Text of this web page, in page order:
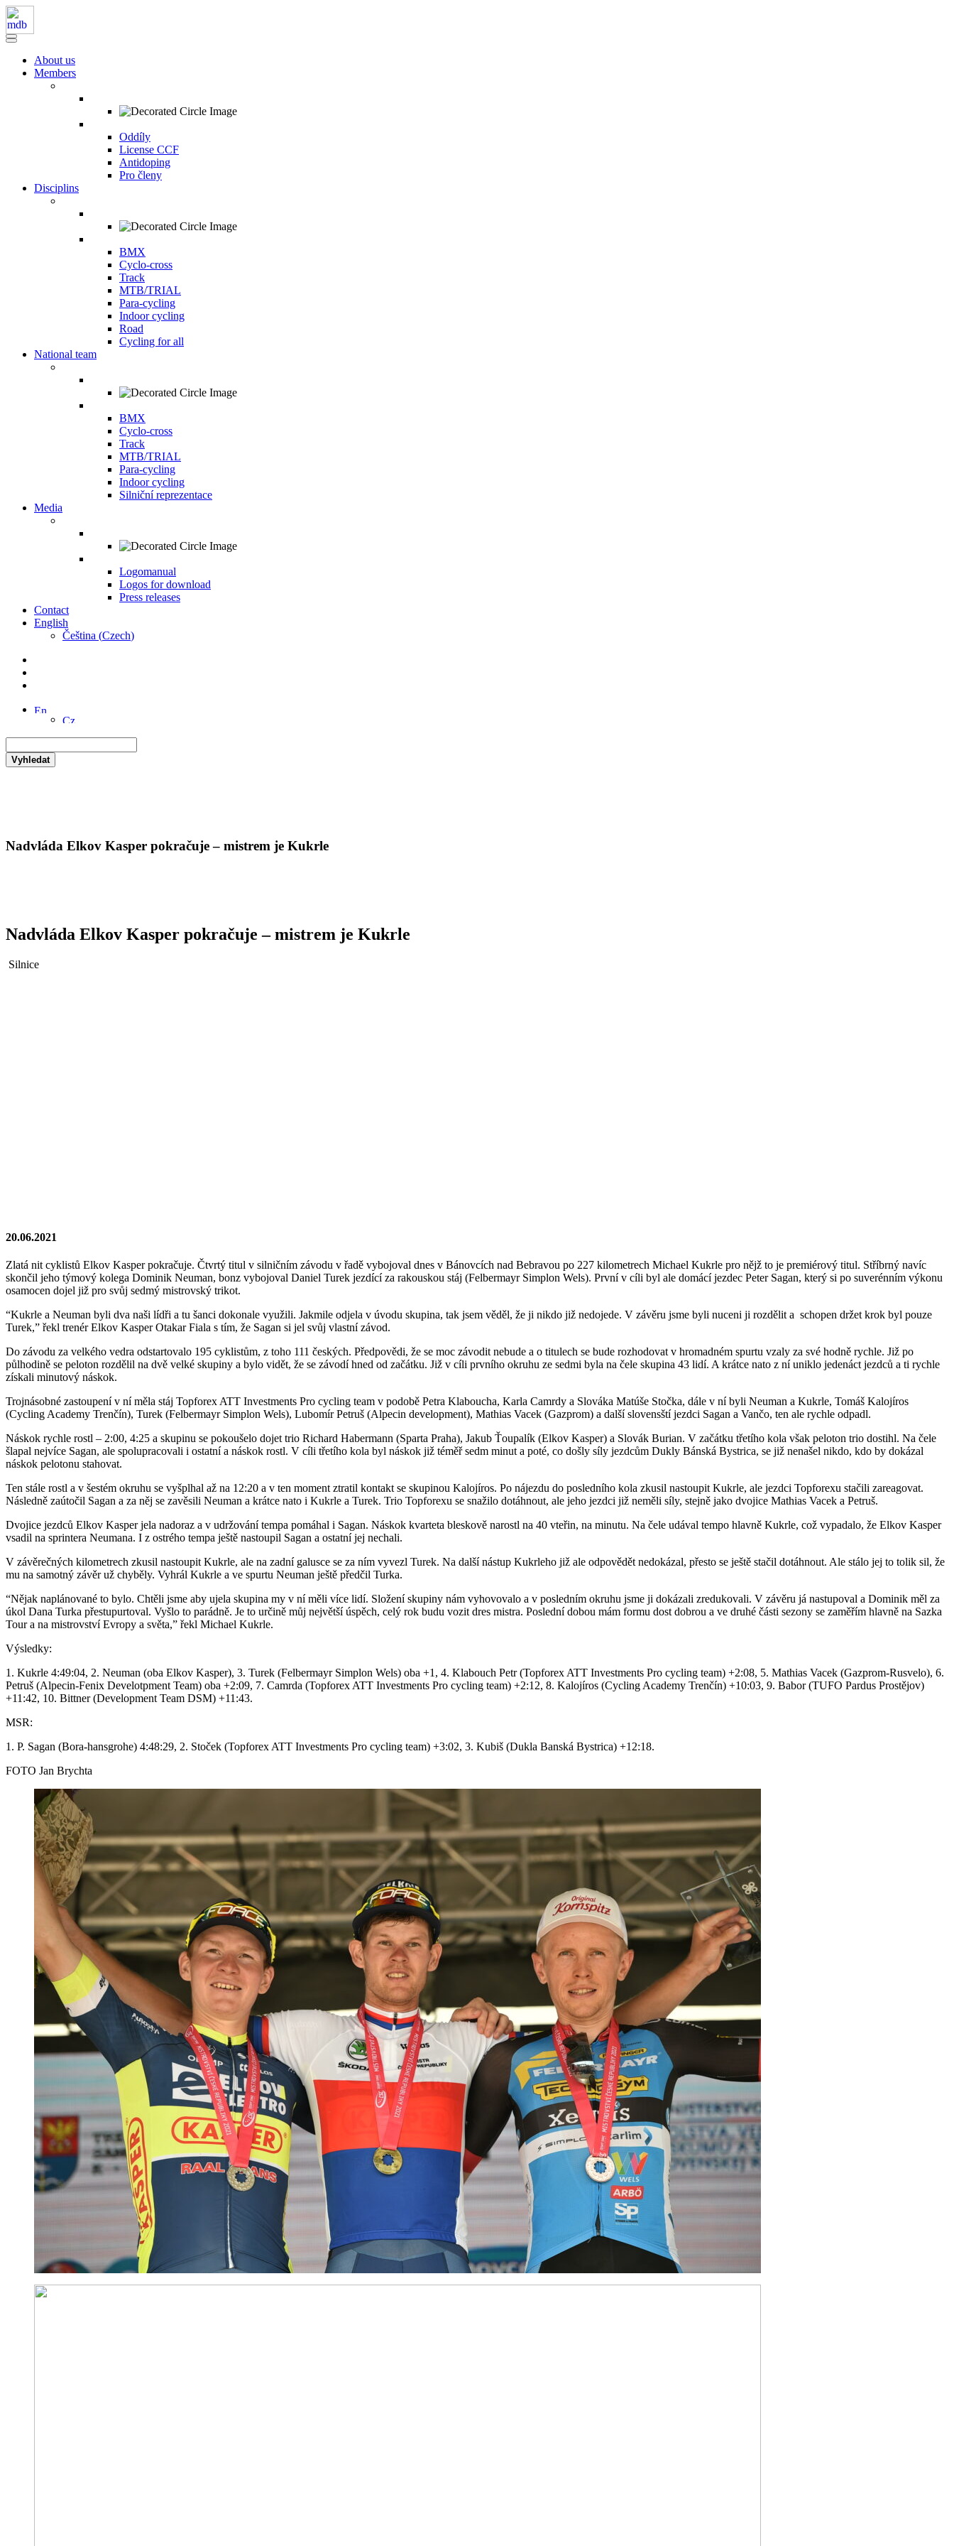
About us
Members
Oddíly
License CCF
Antidoping
Pro členy
Disciplins
BMX
Cyclo-cross
Track
MTB/TRIAL
Para-cycling
Indoor cycling
Road
Cycling for all
National team
BMX
Cyclo-cross
Track
MTB/TRIAL
Para-cycling
Indoor cycling
Silniční reprezentace
Media
Logomanual
Logos for download
Press releases
Contact
English
Čeština (Czech)
Vyhledat
Nadvláda Elkov Kasper pokračuje – mistrem je Kukrle
Nadvláda Elkov Kasper pokračuje – mistrem je Kukrle
Silnice
20.06.2021
Zlatá nit cyklistů Elkov Kasper pokračuje. Čtvrtý titul v silničním závodu v řadě vybojoval dnes v Bánovcích nad Bebravou po 227 kilometrech Michael Kukrle pro nějž to je premiérový titul. Stříbrný navíc
skončil jeho týmový kolega Dominik Neuman, bonz vybojoval Daniel Turek jezdící za rakouskou stáj (Felbermayr Simplon Wels). První v cíli byl ale domácí jezdec Peter Sagan, který si po suverénním výkonu
osamocen dojel již pro svůj sedmý mistrovský trikot.
“Kukrle a Neuman byli dva naši lídři a tu šanci dokonale využili. Jakmile odjela v úvodu skupina, tak jsem věděl, že ji nikdo již nedojede. V závěru jsme byli nuceni ji rozdělit a schopen držet krok byl pouze
Turek,” řekl trenér Elkov Kasper Otakar Fiala s tím, že Sagan si jel svůj vlastní závod.
Do závodu za velkého vedra odstartovalo 195 cyklistům, z toho 111 českých. Předpovědi, že se moc závodit nebude a o titulech se bude rozhodovat v hromadném spurtu vzaly za své hodně rychle. Již po
půlhodině se peloton rozdělil na dvě velké skupiny a bylo vidět, že se závodí hned od začátku. Již v cíli prvního okruhu ze sedmi byla na čele skupina 43 lidí. A krátce nato z ní uniklo jedenáct jezdců a ti rychle
získali minutový náskok.
Trojnásobné zastoupení v ní měla stáj Topforex ATT Investments Pro cycling team v podobě Petra Klaboucha, Karla Camrdy a Slováka Matúše Stočka, dále v ní byli Neuman a Kukrle, Tomáš Kalojíros
(Cycling Academy Trenčín), Turek (Felbermayr Simplon Wels), Lubomír Petruš (Alpecin development), Mathias Vacek (Gazprom) a další slovensští jezdci Sagan a Vančo, ten ale rychle odpadl.
Náskok rychle rostl – 2:00, 4:25 a skupinu se pokoušelo dojet trio Richard Habermann (Sparta Praha), Jakub Ťoupalík (Elkov Kasper) a Slovák Burian. V začátku třetího kola však peloton trio dostihl. Na čele
šlapal nejvíce Sagan, ale spolupracovali i ostatní a náskok rostl. V cíli třetího kola byl náskok již téměř sedm minut a poté, co došly síly jezdcům Dukly Bánská Bystrica, se již nenašel nikdo, kdo by dokázal
náskok pelotonu stahovat.
Ten stále rostl a v šestém okruhu se vyšplhal až na 12:20 a v ten moment ztratil kontakt se skupinou Kalojíros. Po nájezdu do posledního kola zkusil nastoupit Kukrle, ale jezdci Topforexu stačili zareagovat.
Následně zaútočil Sagan a za něj se zavěsili Neuman a krátce nato i Kukrle a Turek. Trio Topforexu se snažilo dotáhnout, ale jeho jezdci již neměli síly, stejně jako dvojice Mathias Vacek a Petruš.
Dvojice jezdců Elkov Kasper jela nadoraz a v udržování tempa pomáhal i Sagan. Náskok kvarteta bleskově narostl na 40 vteřin, na minutu. Na čele udával tempo hlavně Kukrle, což vypadalo, že Elkov Kasper
vsadil na sprintera Neumana. I z ostrého tempa ještě nastoupil Sagan a ostatní jej nechali.
V závěrečných kilometrech zkusil nastoupit Kukrle, ale na zadní galusce se za ním vyvezl Turek. Na další nástup Kukrleho již ale odpovědět nedokázal, přesto se ještě stačil dotáhnout. Ale stálo jej to tolik sil, že
mu na samotný závěr už chyběly. Vyhrál Kukrle a ve spurtu Neuman ještě předčil Turka.
“Nějak naplánované to bylo. Chtěli jsme aby ujela skupina my v ní měli více lidí. Složení skupiny nám vyhovovalo a v posledním okruhu jsme ji dokázali zredukovali. V závěru já nastupoval a Dominik měl za
úkol Dana Turka přestupurtoval. Vyšlo to parádně. Je to určině můj největší úspěch, celý rok budu vozit dres mistra. Poslední dobou mám formu dost dobrou a ve druhé části sezony se zaměřím hlavně na Sazka
Tour a na mistrovství Evropy a světa,” řekl Michael Kukrle.
Výsledky:
1. Kukrle 4:49:04, 2. Neuman (oba Elkov Kasper), 3. Turek (Felbermayr Simplon Wels) oba +1, 4. Klabouch Petr (Topforex ATT Investments Pro cycling team) +2:08, 5. Mathias Vacek (Gazprom-Rusvelo), 6.
Petruš (Alpecin-Fenix Develotpment Team) oba +2:09, 7. Camrda (Topforex ATT Investments Pro cycling team) +2:12, 8. Kalojíros (Cycling Academy Trenčín) +10:03, 9. Babor (TUFO Pardus Prostějov)
+11:42, 10. Bittner (Development Team DSM) +11:43.
MSR:
1. P. Sagan (Bora-hansgrohe) 4:48:29, 2. Stoček (Topforex ATT Investments Pro cycling team) +3:02, 3. Kubiš (Dukla Banská Bystrica) +12:18.
FOTO Jan Brychta